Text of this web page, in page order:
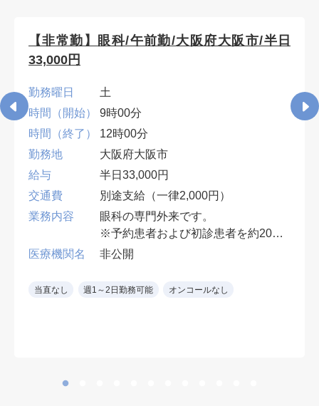
【非常勤】眼科/午前勤/大阪府大阪市/半日
33,000円
勤務曜日
土
時間（開始）
9時00分
時間（終了）
12時00分
勤務地
大阪府大阪市
給与
半日33,000円
交通費
別途支給（一律2,000円）
業務内容
眼科の専門外来です。
※予約患者および初診患者を約20名
診察
※12:00時以降は15分超過毎に
医療機関名 非公開
当直なし 週1～2日勤務可能 オンコールなし